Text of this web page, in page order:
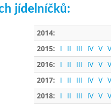
jídelníčků:
2014:
2015:
I II III IV V
2016:
I II III IV V
2017:
I II III IV V
2018:
I II III IV V